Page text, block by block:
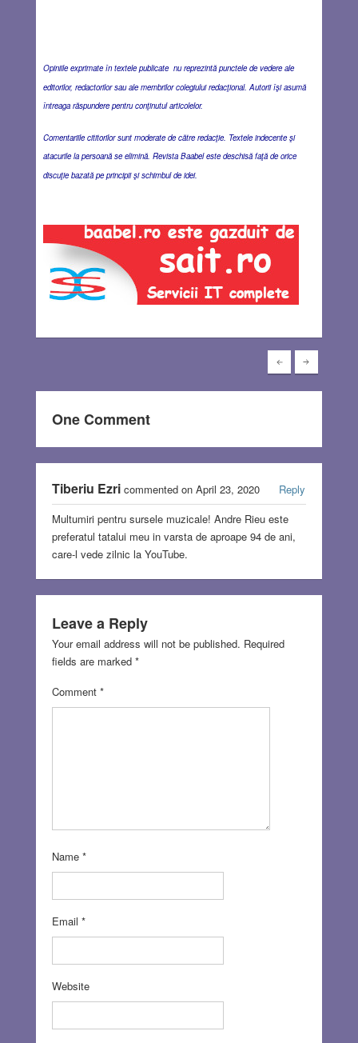
Opiniile exprimate în textele publicate nu reprezintă punctele de vedere ale
editorilor, redactorilor sau ale membrilor colegiului redacţional. Autorii îşi asumă
întreaga răspundere pentru conţinutul articolelor.
Comentariile cititorilor sunt moderate de către redacţie. Textele indecente şi
atacurile la persoană se elimină. Revista Baabel este deschisă faţă de orice
discuţie bazată pe principii şi schimbul de idei.
One Comment
Tiberiu Ezricommented on April 23, 2020
Reply
Multumiri pentru sursele muzicale! Andre Rieu este
preferatul tatalui meu in varsta de aproape 94 de ani,
care-l vede zilnic la YouTube.
Leave a Reply
Your email address will not be published. Required
fields are marked *
Comment *
Name *
Email *
Website